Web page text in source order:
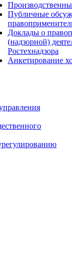
Публичные
Доклады о
(надзорной)
Ростехнадзора
Анкетирование